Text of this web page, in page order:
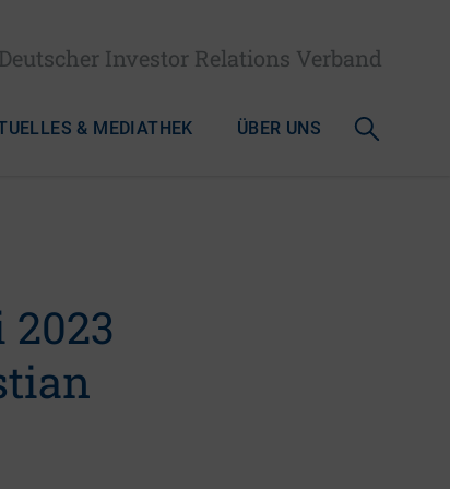
Deutscher Investor Relations Verband
& MEDIATHEK ÜBER UNS